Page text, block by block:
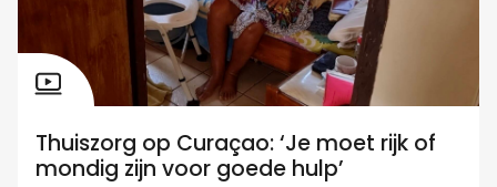
Thuiszorg op Curaçao: ‘Je moet rijk of
mondig zijn voor goede hulp’